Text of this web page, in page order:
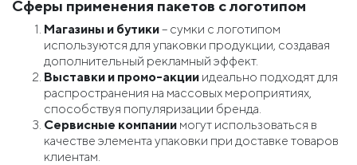
Сферы применения пакетов с логотипом
Магазины и бутики– сумки с логотипом
используются для упаковки продукции, создавая
дополнительный рекламный эффект.
Выставки и промо-акции идеально подходят для
распространения на массовых мероприятиях,
способствуя популяризации бренда.
Сервисные компании могут использоваться в
качестве элемента упаковки при доставке товаров
клиентам.